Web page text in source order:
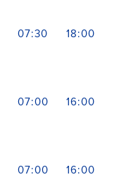
07:30 18:00
07:00 16:00
07:00 16:00